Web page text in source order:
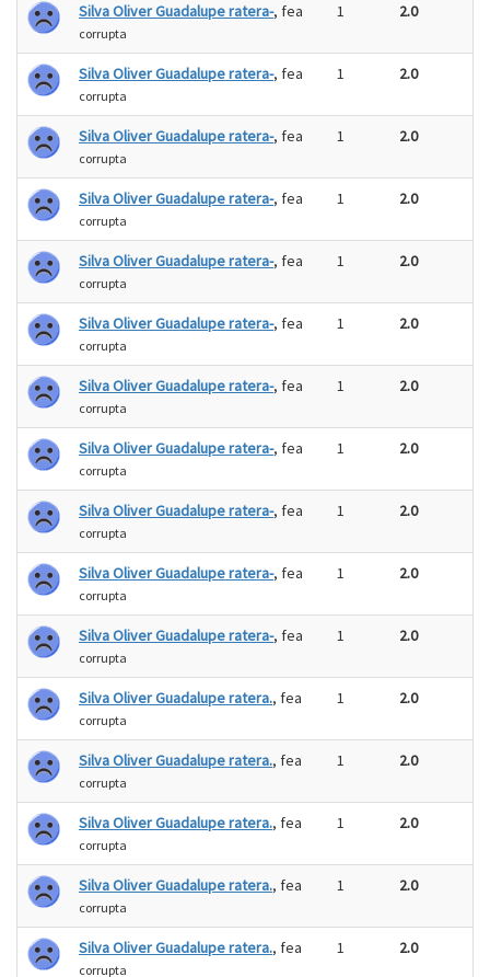
Silva Oliver Guadalupe ratera-, fea
corrupta
1 2.0
Silva Oliver Guadalupe ratera-, fea
corrupta
1 2.0
Silva Oliver Guadalupe ratera-, fea
corrupta
1 2.0
Silva Oliver Guadalupe ratera-, fea
corrupta
1 2.0
Silva Oliver Guadalupe ratera-, fea
corrupta
1 2.0
Silva Oliver Guadalupe ratera-, fea
corrupta
1 2.0
Silva Oliver Guadalupe ratera-, fea
corrupta
1 2.0
Silva Oliver Guadalupe ratera-, fea
corrupta
1 2.0
Silva Oliver Guadalupe ratera-, fea
corrupta
1 2.0
Silva Oliver Guadalupe ratera-, fea
corrupta
1 2.0
Silva Oliver Guadalupe ratera-, fea
corrupta
1 2.0
Silva Oliver Guadalupe ratera., fea
corrupta
1 2.0
Silva Oliver Guadalupe ratera., fea
corrupta
1 2.0
Silva Oliver Guadalupe ratera., fea
corrupta
1 2.0
Silva Oliver Guadalupe ratera., fea
corrupta
1 2.0
Silva Oliver Guadalupe ratera., fea
corrupta
1 2.0